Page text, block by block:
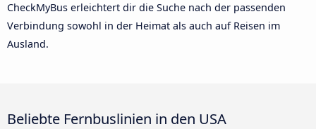
CheckMyBus erleichtert dir die Suche nach der passenden
Verbindung sowohl in der Heimat als auch auf Reisen im
Ausland.
Beliebte Fernbuslinien in den USA